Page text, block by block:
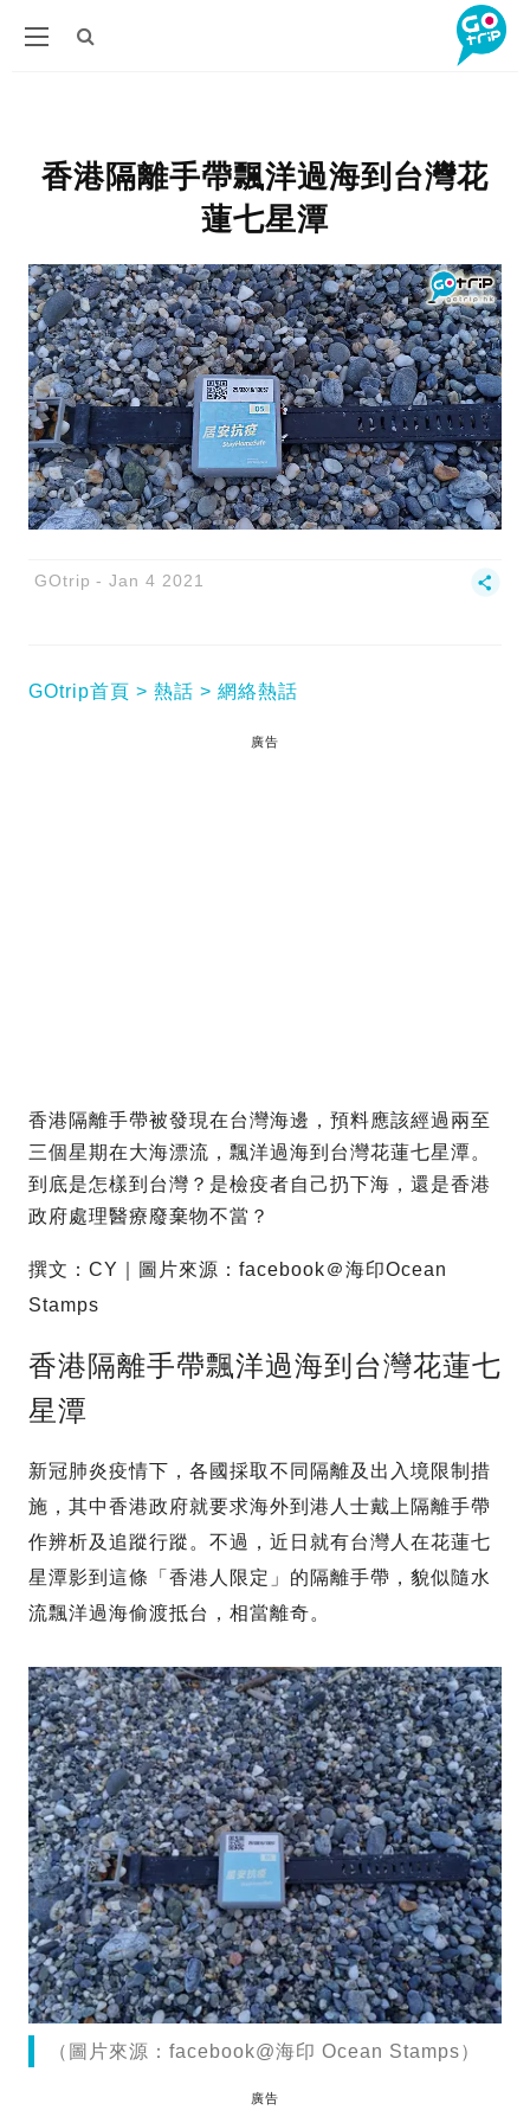
香港隔離手帶飄洋過海到台灣花
蓮七星潭
GOtrip Jan 4 2021
GOtrip首頁 熱話 網絡熱話
廣告
香港隔離手帶被發現在台灣海邊，預料應該經過兩至
三個星期在大海漂流，飄洋過海到台灣花蓮七星潭。
到底是怎樣到台灣？是檢疫者自己扔下海，還是香港
政府處理醫療廢棄物不當？
撰文：CY｜圖片來源：facebook＠海印Ocean
Stamps
香港隔離手帶飄洋過海到台灣花蓮七
星潭
新冠肺炎疫情下，各國採取不同隔離及出入境限制措
施，其中香港政府就要求海外到港人士戴上隔離手帶
作辨析及追蹤行蹤。不過，近日就有台灣人在花蓮七
星潭影到這條「香港人限定」的隔離手帶，貌似隨水
流飄洋過海偷渡抵台，相當離奇。
（圖片來源：facebook@海印 Ocean Stamps）
廣告